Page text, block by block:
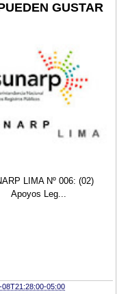
GUSTAR
Nº 006: (02)
08T21:28:00-05:00